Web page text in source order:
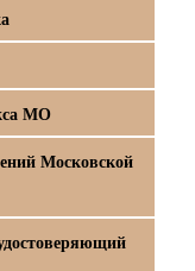
МО
Московской